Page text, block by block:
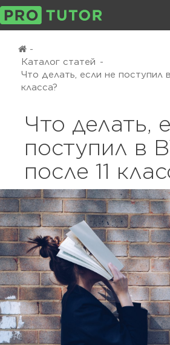
-
Каталог статей -
Что делать, если не поступил
класса?
Что делать,
поступил в
после 11